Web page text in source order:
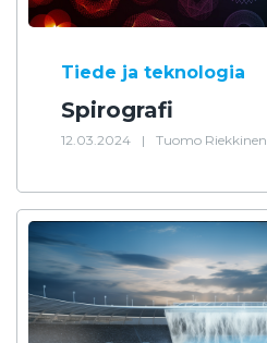
Tiede ja teknologia
Spirografi
12.03.2024 | Tuomo Riekkinen